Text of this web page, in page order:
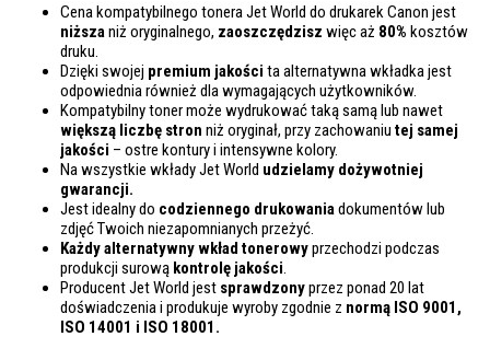
Cena kompatybilnego tonera Jet World do drukarek Canon jest
niższaniż oryginalnego, zaoszczędzisz więc aż 80% kosztów
druku.
Dzięki swojej premium jakości ta alternatywna wkładka jest
odpowiednia również dla wymagających użytkowników.
Kompatybilny toner może wydrukować taką samą lub nawet
większą liczbę stron niż oryginał, przy zachowaniu tej samej
jakości – ostre kontury i intensywne kolory.
Na wszystkie wkłady Jet World udzielamy dożywotniej
gwarancji.
Jest idealny do codziennego drukowaniadokumentów lub
zdjęć Twoich niezapomnianych przeżyć.
Każdy alternatywny wkład tonerowyprzechodzi podczas
produkcji surową kontrolę jakości.
Producent Jet World jest sprawdzonyprzez ponad 20 lat
doświadczenia i produkuje wyroby zgodnie z normą ISO 9001,
ISO 14001 i ISO 18001.